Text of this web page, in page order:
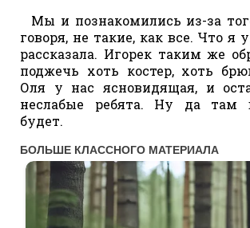
Мы и познакомились из-за
говоря, не такие, как все. Что
рассказала. Игорек таким же
поджечь хоть костер, хоть
Оля у нас ясновидящая, и
неслабые ребята. Ну да там
будет.